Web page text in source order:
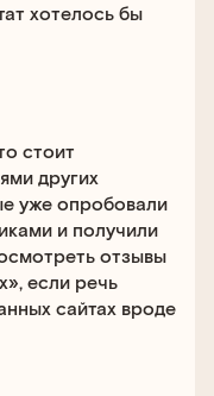
хотелось бы
стоит
других
уже опробовали
и получили
отзывы
если речь
сайтах вроде